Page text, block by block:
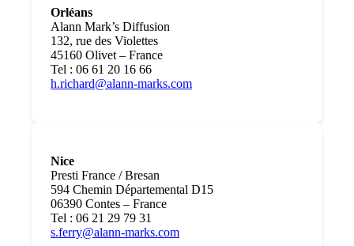
Orléans
Alann Mark’s Diffusion
132, rue des Violettes
45160 Olivet – France
Tel : 06 61 20 16 66
h.richard@alann-marks.com
Nice
Presti France / Bresan
594 Chemin Départemental D15
06390 Contes – France
Tel : 06 21 29 79 31
s.ferry@alann-marks.com